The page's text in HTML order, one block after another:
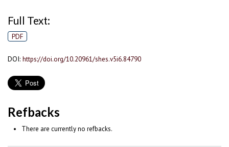
Full Text:
PDF
DOI: https://doi.org/10.20961/shes.v5i6.84790
Refbacks
There are currently no refbacks.